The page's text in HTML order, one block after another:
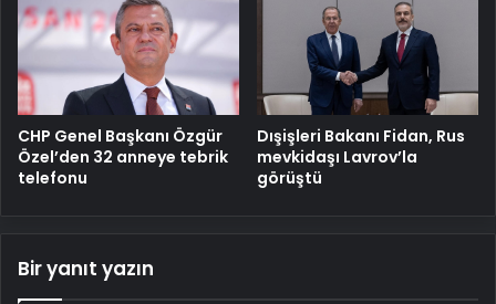
CHP Genel Başkanı Özgür
Özel’den 32 anneye tebrik
telefonu
Dışişleri Bakanı Fidan, Rus
mevkidaşı Lavrov’la
görüştü
Bir yanıt yazın